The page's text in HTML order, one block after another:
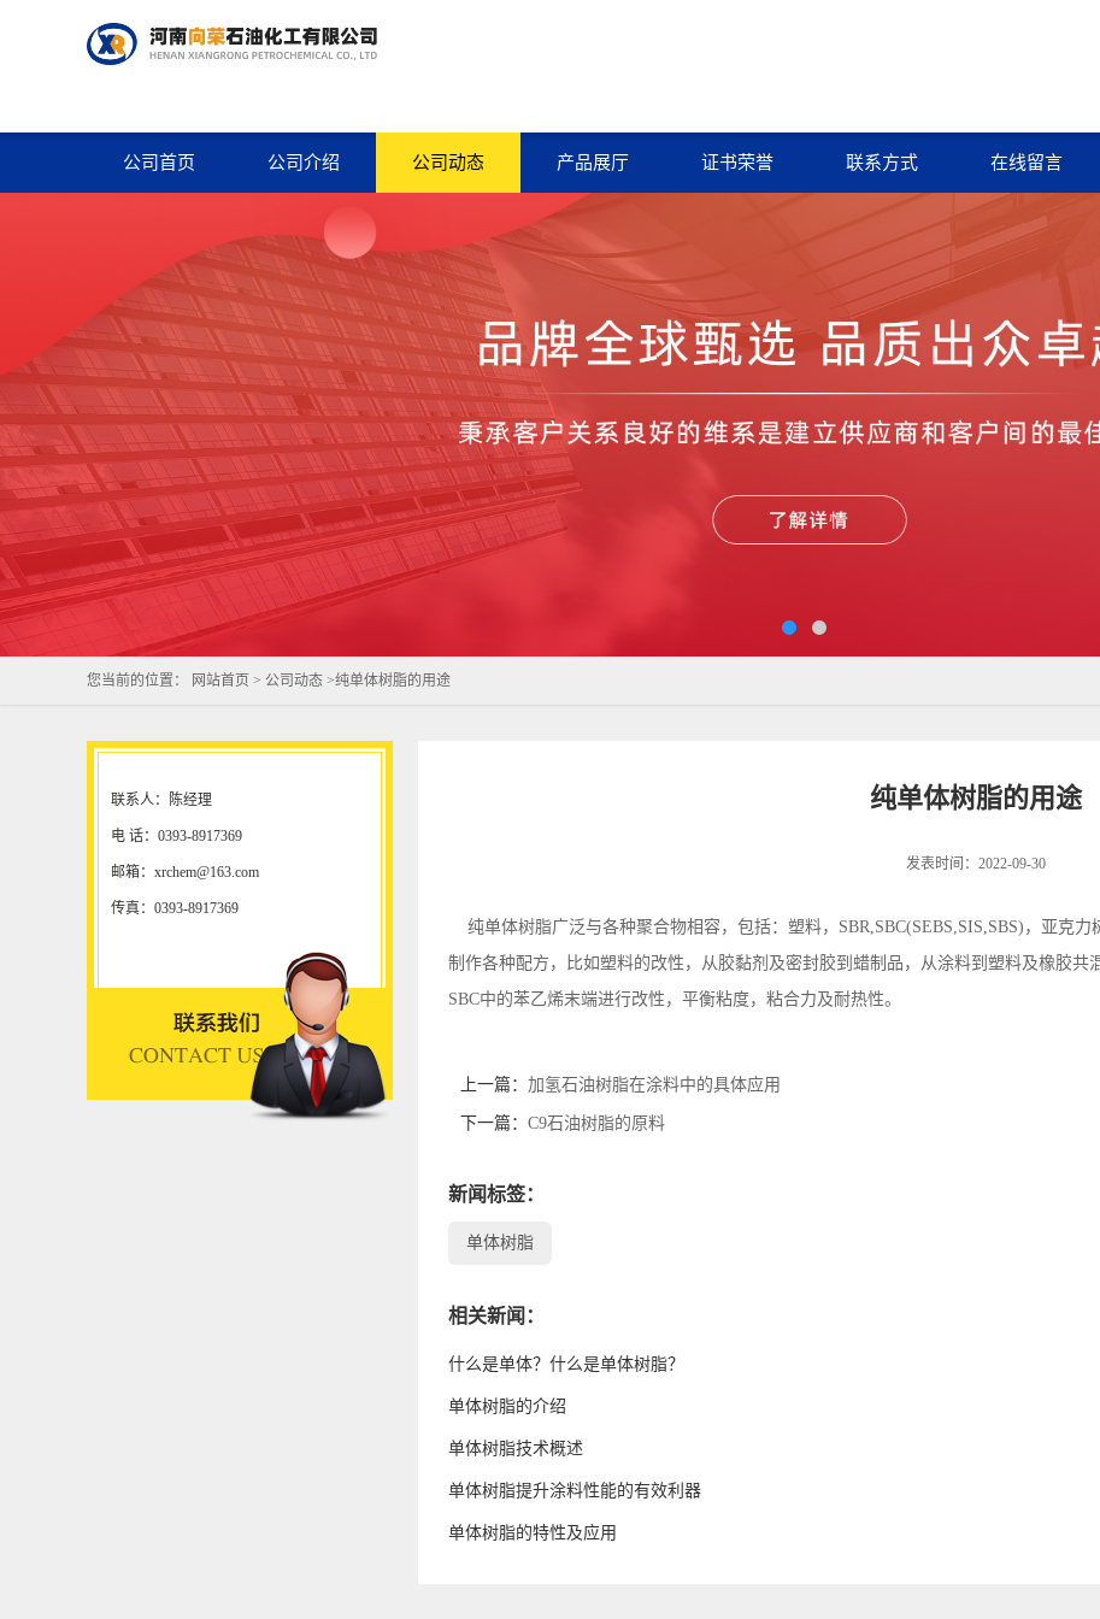
公司首页 公司介绍 公司动态 产品展厅 证书荣誉 联系方式 在线留言
您当前的位置： 网站首页 > 公司动态 >纯单体树脂的用途
联系人：陈经理
电 话：0393-8917369
邮箱：xrchem@163.com
传真：0393-8917369
纯单体树脂的用途
发表时间：2022-09-30
纯单体树脂广泛与各种聚合物相容，包括：塑料，SBR,SBC(SEBS,SIS,SBS)，亚克
制作各种配方，比如塑料的改性，从胶黏剂及密封胶到蜡制品，从涂料到塑料及橡胶
SBC中的苯乙烯末端进行改性，平衡粘度，粘合力及耐热性。
上一篇： 加氢石油树脂在涂料中的具体应用
下一篇： C9石油树脂的原料
新闻标签：
单体树脂
相关新闻：
什么是单体？什么是单体树脂？
单体树脂的介绍
单体树脂技术概述
单体树脂提升涂料性能的有效利器
单体树脂的特性及应用